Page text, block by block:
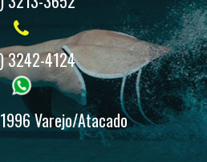
3242-4124
Varejo/Atacado